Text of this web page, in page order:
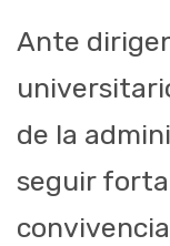
Ante
de la
seguir